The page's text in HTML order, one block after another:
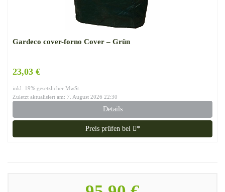
Gardeco cover-forno Cover – Grün
23,03 €
inkl. 19% gesetzlicher MwSt.
Zuletzt aktualisiert am: 7. August 2026 22:30
Details
Preis prüfen bei *